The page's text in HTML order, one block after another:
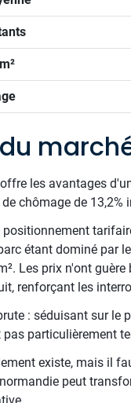
les avantages
chômage de
positionnement
étant dominé par
Les prix n'ont
renforçant les
: séduisant sur le
particulièrement
existe, mais il
peut